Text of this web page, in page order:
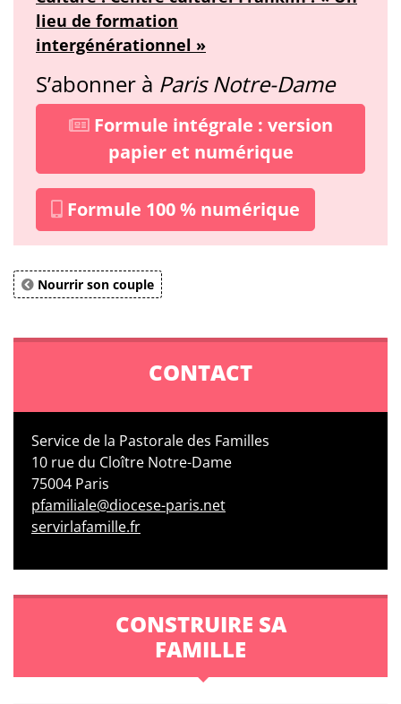
lieu de formation
intergénérationnel »
S’abonner à Paris Notre-Dame
Formule intégrale : version
papier et numérique
Formule 100 % numérique
Nourrir son couple
CONTACT
Service de la Pastorale des Familles
10 rue du Cloître Notre-Dame
75004 Paris
pfamiliale@diocese-paris.net
servirlafamille.fr
CONSTRUIRE SA
FAMILLE